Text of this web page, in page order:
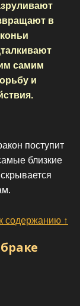
в
самим
и
поступит
близкие
к содержанию ↑